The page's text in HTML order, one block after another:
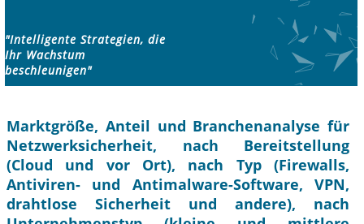
"Intelligente Strategien, die
Ihr Wachstum
beschleunigen"
Marktgröße, Anteil und Branchenanalyse für
Netzwerksicherheit, nach Bereitstellung
(Cloud und vor Ort), nach Typ (Firewalls,
Antiviren- und Antimalware-Software, VPN,
drahtlose Sicherheit und andere), nach